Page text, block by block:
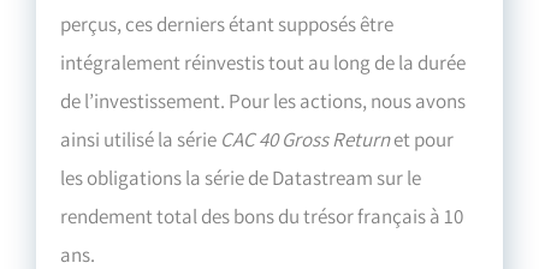
perçus, ces derniers étant supposés être
intégralement réinvestis tout au long de la durée
de l’investissement. Pour les actions, nous avons
ainsi utilisé la série CAC 40 Gross Returnet pour
les obligations la série de Datastream sur le
rendement total des bons du trésor français à 10
ans.